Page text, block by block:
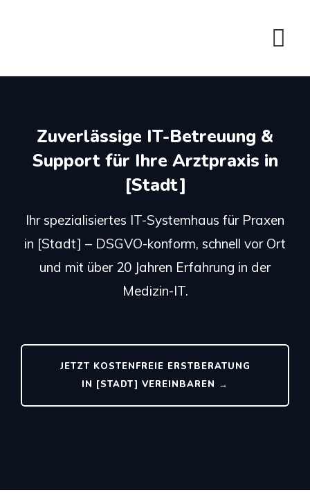
Zuverlässige IT-Betreuung &
Support für Ihre Arztpraxis in
[Stadt]
Ihr spezialisiertes IT-Systemhaus für Praxen
in [Stadt] – DSGVO-konform, schnell vor Ort
und mit über 20 Jahren Erfahrung in der
Medizin-IT.
JETZT KOSTENFREIE ERSTBERATUNG
IN [STADT] VEREINBAREN →